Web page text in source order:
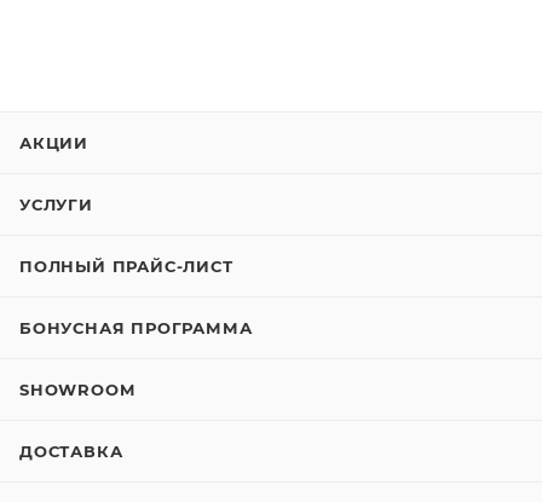
АКЦИИ
УСЛУГИ
ПОЛНЫЙ ПРАЙС-ЛИСТ
БОНУСНАЯ ПРОГРАММА
SHOWROOM
ДОСТАВКА